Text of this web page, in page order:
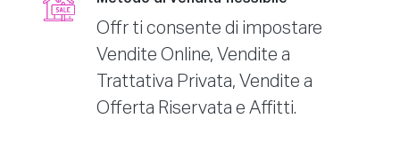
Offr ti consente di impostare
Vendite Online, Vendite a
Trattativa Privata, Vendite a
Offerta Riservata e Affitti.